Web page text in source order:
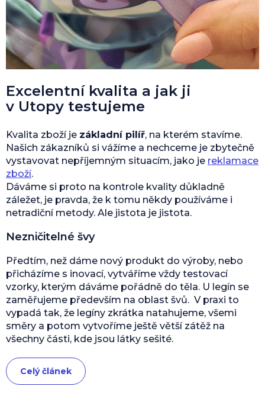
Excelentní kvalita a jak ji
v Utopy testujeme
Kvalita zboží je základní pilíř, na kterém stavíme.
Našich zákazníků si vážíme a nechceme je zbytečně
vystavovat nepříjemným situacím, jako je reklamace
zboží.
Dáváme si proto na kontrole kvality důkladně
záležet, je pravda, že k tomu někdy používáme i
netradiční metody. Ale jistota je jistota.
Nezničitelné švy
Předtím, než dáme nový produkt do výroby, nebo
přicházíme s inovací, vytváříme vždy testovací
vzorky, kterým dáváme pořádně do těla. U legín se
zaměřujeme především na oblast švů. V praxi to
vypadá tak, že legíny zkrátka natahujeme, všemi
směry a potom vytvoříme ještě větší zátěž na
všechny části, kde jsou látky sešité.
Celý článek